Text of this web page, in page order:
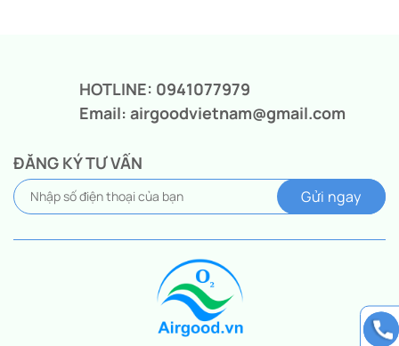
HOTLINE: 0941077979
Email: airgoodvietnam@gmail.com
ĐĂNG KÝ TƯ VẤN